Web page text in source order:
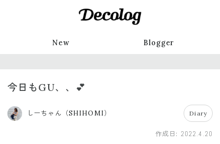
New Blogger
今日もGU、、💕
しーちゃん（SHIHOMI） Diary
作成日: 2022.4.20